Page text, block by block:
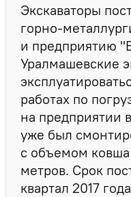
Экскаваторы
горно-
и предприятию
Уралмашевские
работах по
на предприятии
уже был
с объемом ковша
метров. Срок
квартал 2017